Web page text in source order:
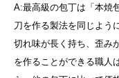
A:最高級の包丁は「本焼
刀を作る製法を同じよう
切れ味が長く持ち、歪み
を作ることができる職人